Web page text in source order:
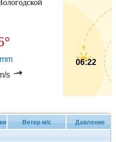
mm
s
06:22
Ветер м/с Давление